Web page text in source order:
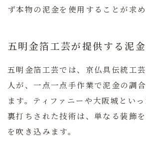
ず本物の泥金を使用することが求め
五明金箔工芸が提供する泥
五明金箔工芸では、京仏具伝統工
人が、一点一点手作業で泥金の調
ます。ティファニーや大阪城とい
裏打ちされた技術は、単なる装飾
を吹き込みます。